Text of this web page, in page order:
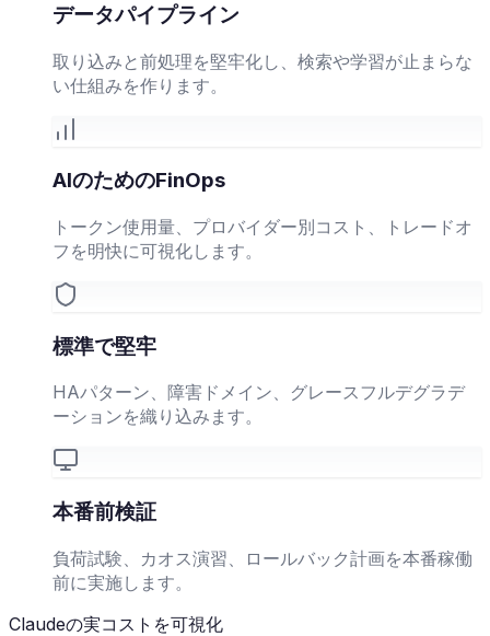
データパイプライン
取り込みと前処理を堅牢化し、検索や学習が止まらな
い仕組みを作ります。
AIのためのFinOps
トークン使用量、プロバイダー別コスト、トレードオ
フを明快に可視化します。
標準で堅牢
HAパターン、障害ドメイン、グレースフルデグラデ
ーションを織り込みます。
本番前検証
負荷試験、カオス演習、ロールバック計画を本番稼働
前に実施します。
Claudeの実コストを可視化